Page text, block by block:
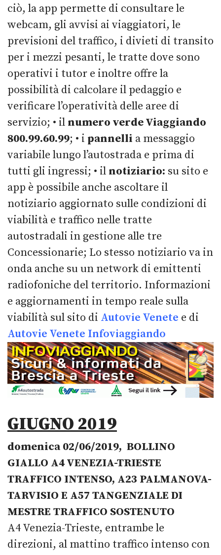
ciò, la app permette di consultare le
webcam, gli avvisi ai viaggiatori, le
previsioni del traffico, i divieti di transito
per i mezzi pesanti, le tratte dove sono
operativi i tutor e inoltre offre la
possibilità di calcolare il pedaggio e
verificare l’operatività delle aree di
servizio; • il numero verde Viaggiando
800.99.60.99; • i pannelli a messaggio
variabile lungo l’autostrada e prima di
tutti gli ingressi; • il notiziario: su sito e
app è possibile anche ascoltare il
notiziario aggiornato sulle condizioni di
viabilità e traffico nelle tratte
autostradali in gestione alle tre
Concessionarie; Lo stesso notiziario va in
onda anche su un network di emittenti
radiofoniche del territorio. Informazioni
e aggiornamenti in tempo reale sulla
viabilità sul sito di Autovie Venete e di
Autovie Venete Infoviaggiando
GIUGNO 2019
domenica 02/06/2019, BOLLINO
GIALLO A4 VENEZIA-TRIESTE
TRAFFICO INTENSO, A23 PALMANOVA-
TARVISIO E A57 TANGENZIALE DI
MESTRE TRAFFICO SOSTENUTO
A4 Venezia-Trieste, entrambe le
direzioni, al mattino traffico intenso con